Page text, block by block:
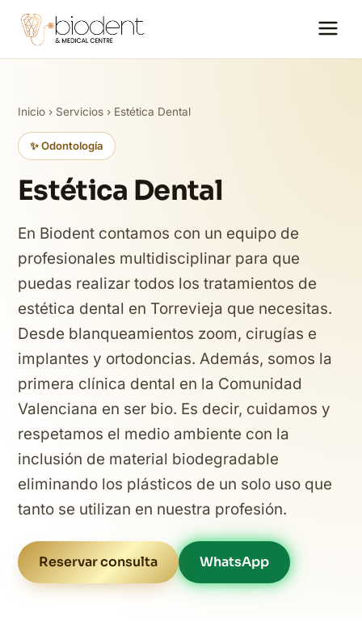
Inicio › Servicios › Estética Dental
✨ Odontología
Estética Dental
En Biodent contamos con un equipo de
profesionales multidisciplinar para que
puedas realizar todos los tratamientos de
estética dental en Torrevieja que necesitas.
Desde blanqueamientos zoom, cirugías e
implantes y ortodoncias. Además, somos la
primera clínica dental en la Comunidad
Valenciana en ser bio. Es decir, cuidamos y
respetamos el medio ambiente con la
inclusión de material biodegradable
eliminando los plásticos de un solo uso que
tanto se utilizan en nuestra profesión.
Reservar consulta WhatsApp